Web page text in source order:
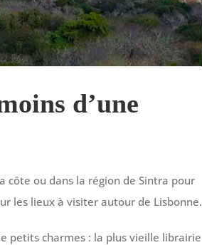
d’une
côte ou dans la région de Sintra pour
les lieux à visiter autour de Lisbonne.
petits charmes : la plus vieille librairie